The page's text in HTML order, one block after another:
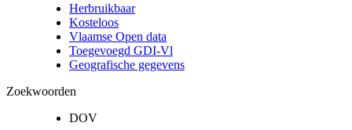
Herbruikbaar
Kosteloos
Vlaamse Open data
Toegevoegd GDI-Vl
Geografische gegevens
Zoekwoorden
DOV